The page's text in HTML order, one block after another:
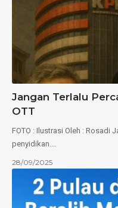
Jangan Terlalu
OTT
FOTO : Ilustrasi Oleh : Rosadi
penyidikan.…
28/09/2025